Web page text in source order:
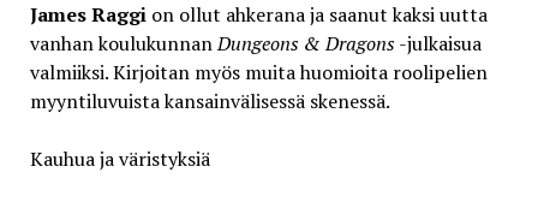
James Raggion ollut ahkerana ja saanut kaksi uutta
vanhan koulukunnanDungeons & Dragons-julkaisua
valmiiksi. Kirjoitan myös muita huomioita roolipelien
myyntiluvuista kansainvälisessä skenessä.
Kauhua ja väristyksiä